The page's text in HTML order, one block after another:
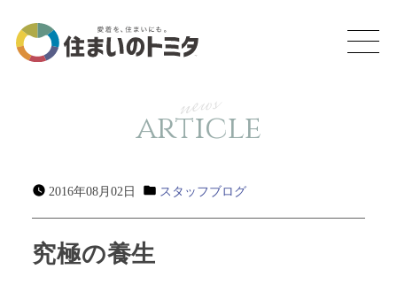
news
article
2016年08月02日 スタッフブログ
究極の養生